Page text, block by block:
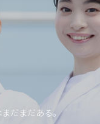
だまだある。